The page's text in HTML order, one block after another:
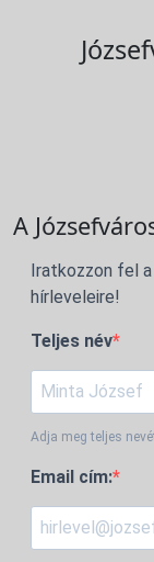
A
Iratkozzon fel
hírleveleire!
Teljes név
Adja meg teljes
Email cím: